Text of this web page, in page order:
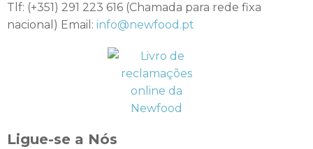
Tlf: (+351) 291 223 616 (Chamada para rede fixa
nacional) Email: info@newfood.pt
Ligue-se a Nós